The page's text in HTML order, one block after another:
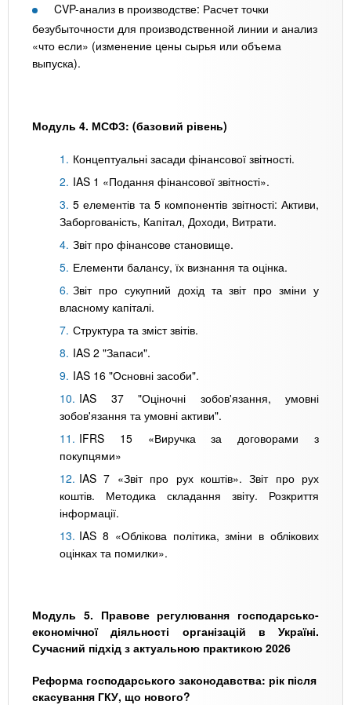
CVP-анализ в производстве: Расчет точки
безубыточности для производственной линии и анализ
«что если» (изменение цены сырья или объема
выпуска).
Модуль 4. МСФЗ: (базовий рівень)
Концептуальні засади фінансової звітності.
IAS 1 «Подання фінансової звітності».
5 елементів та 5 компонентів звітності: Активи,
Заборгованість, Капітал, Доходи, Витрати.
Звіт про фінансове становище.
Елементи балансу, їх визнання та оцінка.
Звіт про сукупний дохід та звіт про зміни у
власному капіталі.
Структура та зміст звітів.
IAS 2 "Запаси".
IAS 16 "Основні засоби".
IAS 37 "Оціночні зобов'язання, умовні
зобов'язання та умовні активи".
IFRS 15 «Виручка за договорами з
покупцями»
IAS 7 «Звіт про рух коштів». Звіт про рух
коштів. Методика складання звіту. Розкриття
інформації.
IAS 8 «Облікова політика, зміни в облікових
оцінках та помилки».
Модуль 5. Правове регулювання господарсько-
економічної діяльності організацій в Україні.
Сучасний підхід з актуальною практикою 2026
Реформа господарського законодавства: рік після
скасування ГКУ, що нового?